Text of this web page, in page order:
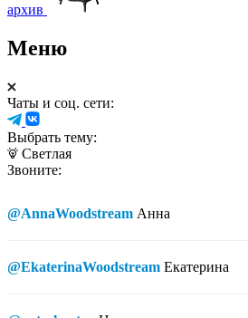
архив
Меню
Чаты и соц. сети:
Выбрать тему:
Светлая
Звоните:
@AnnaWoodstream Анна
@EkaterinaWoodstream Екатерина